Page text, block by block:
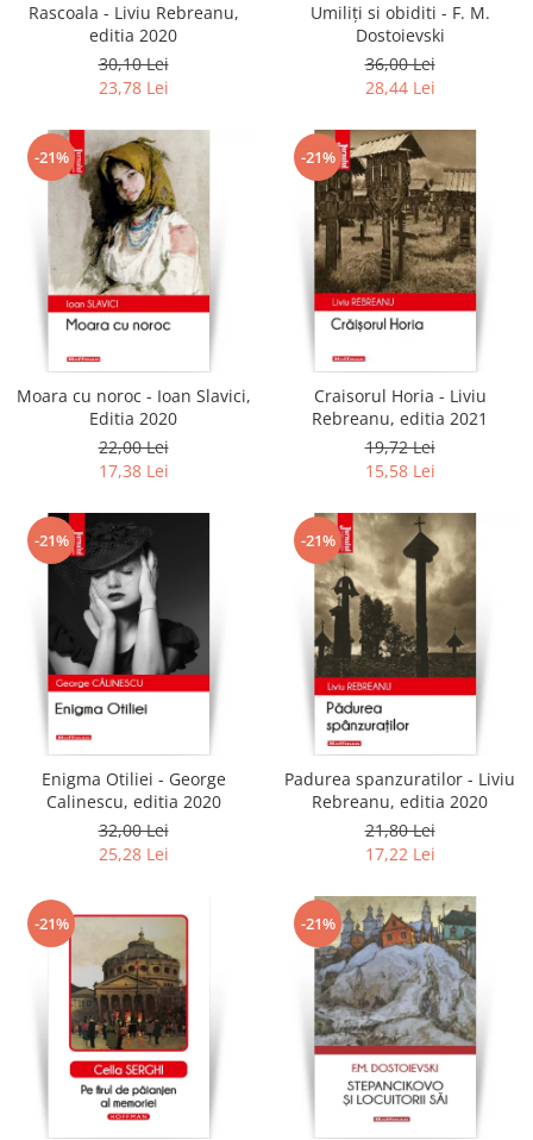
Rascoala - Liviu Rebreanu,
editia 2020
30,10 Lei
23,78 Lei
Umiliți si obiditi - F. M.
Dostoievski
36,00 Lei
28,44 Lei
-21%
Moara cu noroc - Ioan Slavici,
Editia 2020
22,00 Lei
17,38 Lei
-21%
Craisorul Horia - Liviu
Rebreanu, editia 2021
19,72 Lei
15,58 Lei
-21%
Enigma Otiliei - George
Calinescu, editia 2020
32,00 Lei
25,28 Lei
-21%
Padurea spanzuratilor - Liviu
Rebreanu, editia 2020
21,80 Lei
17,22 Lei
-21% -21%